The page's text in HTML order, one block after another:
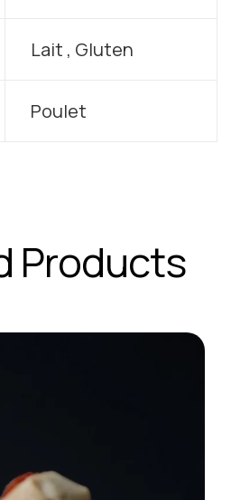
Lait , Gluten
Poulet
Products